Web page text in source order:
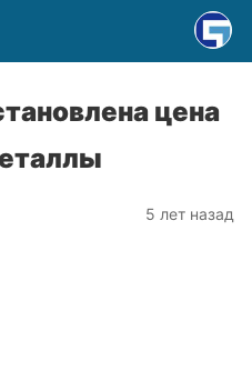
цена
5 лет назад